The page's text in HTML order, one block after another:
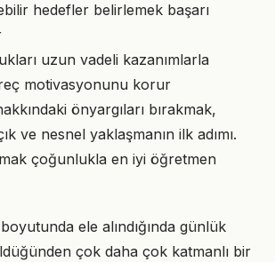
hedefler belirlemek başarı
uzun vadeli kazanımlarla
motivasyonunu korur
önyargıları bırakmak,
ve nesnel yaklaşmanın ilk adımı.
çoğunlukla en iyi öğretmen
ele alındığında günlük
çok daha çok katmanlı bir